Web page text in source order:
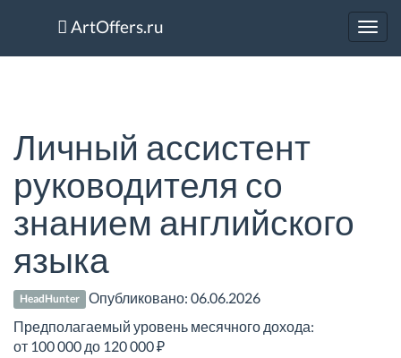
ArtOffers.ru
Личный ассистент
руководителя со
знанием английского
языка
HeadHunter Опубликовано:06.06.2026
Предполагаемый уровень месячного дохода:
от 100 000 до 120 000 ₽